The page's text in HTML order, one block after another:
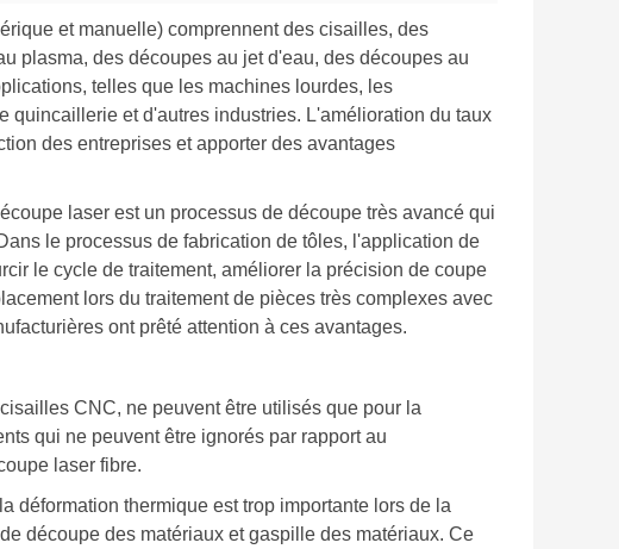
et manuelle) comprennent des cisailles, des
plasma, des découpes au jet d'eau, des découpes au
telles que les machines lourdes, les
quincaillerie et d'autres industries. L'amélioration du taux
des entreprises et apporter des avantages
laser est un processus de découpe très avancé qui
le processus de fabrication de tôles, l'application de
le cycle de traitement, améliorer la précision de coupe
lors du traitement de pièces très complexes avec
ont prêté attention à ces avantages.
CNC, ne peuvent être utilisés que pour la
qui ne peuvent être ignorés par rapport au
laser fibre.
déformation thermique est trop importante lors de la
découpe des matériaux et gaspille des matériaux. Ce